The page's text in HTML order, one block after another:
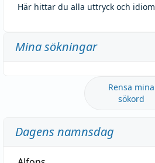
Här hittar du alla uttryck och idiom
Mina sökningar
Rensa mina
sökord
Dagens namnsdag